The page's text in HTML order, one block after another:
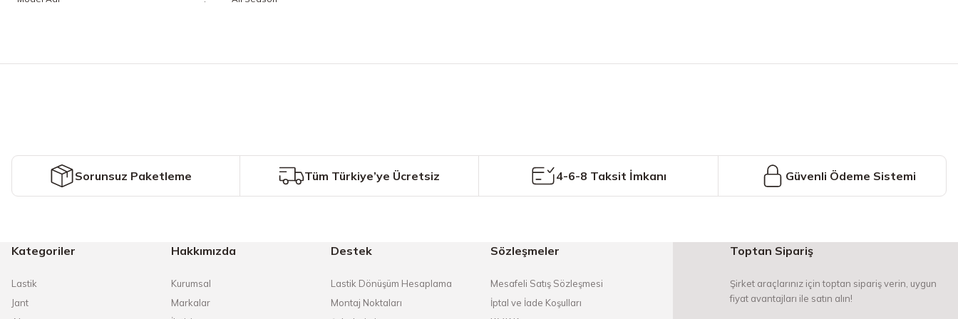
Ürün fiyatı diğer sitelerden daha pahalı.
Bu ürüne benzer farklı alternatifler olmalı.
Sorunsuz Paketleme Tüm Türkiye’ye Ücretsiz 4-6-8 Taksit İmkanı Güvenli Ödeme Sistemi
Kategoriler
Lastik
Jant
Hakkımızda
Kurumsal
Markalar
Destek
Lastik Dönüşüm Hesaplama
Montaj Noktaları
Sözleşmeler
Mesafeli Satış Sözleşmesi
İptal ve İade Koşulları
Toptan Sipariş
Şirket araçlarınız için toptan sipariş verin, uygun
fiyat avantajları ile satın alın!